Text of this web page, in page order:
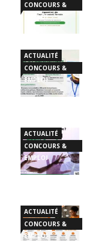
CONCOURS &
EMPLOI
ACTUALITÉ
CONCOURS &
EMPLOI
ACTUALITÉ
CONCOURS &
EMPLOI
ACTUALITÉ
CONCOURS &
EMPLOI